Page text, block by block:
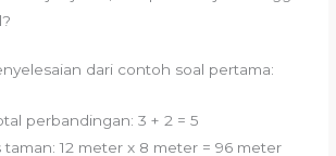
dari contoh soal pertama:
perbandingan: 3 + 2 = 5
taman: 12 meter x 8 meter = 96 meter